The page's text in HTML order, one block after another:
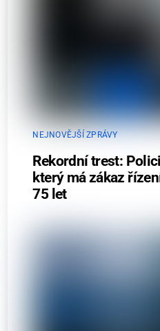
NEJNOVĚJŠÍ ZPRÁVY
Rekordní trest:
který má zákaz
75 let